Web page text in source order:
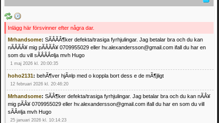
Inlägg här försvinner efter några dar.
Mrhandsome: SÃÂÃÂ¶ker defekta/trasiga fyrhjulingar. Jag betalar bra och du kan
nÃÂÃÂ¥ mig pÃÂÃÂ¥ 0709955029 eller hv.alexandersson@gmail.com ifall du har en
som du vill sÃÂÃÂ¤lja mvh Hugo
1 maj 2026 kl. 20:00:35
hoho2131: behÃ¶ver hjÃ¤lp med o koppla bort dess e de mÃ¶jligt
12 februari 2026 kl. 20:46:20
Mrhandsome: SÃÂ¶ker defekta/trasiga fyrhjulingar. Jag betalar bra och du kan nÃÂ¥
mig pÃÂ¥ 0709955029 eller hv.alexandersson@gmail.com ifall du har en som du vill
sÃÂ¤lja mvh Hugo
25 januari 2026 kl. 10:14:23